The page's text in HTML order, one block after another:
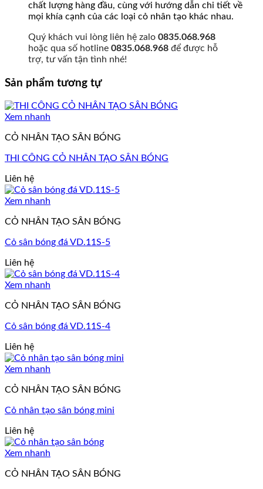
chất lượng hàng đầu, cùng với hướng dẫn chi tiết về
mọi khía cạnh của các loại cỏ nhân tạo khác nhau.
Quý khách vui lòng liên hệ zalo 0835.068.968
hoặc qua số hotline 0835.068.968 để được hỗ
trợ, tư vấn tận tình nhé!
Sản phẩm tương tự
Xem nhanh
CỎ NHÂN TẠO SÂN BÓNG
THI CÔNG CỎ NHÂN TẠO SÂN BÓNG
Liên hệ
Xem nhanh
CỎ NHÂN TẠO SÂN BÓNG
Cỏ sân bóng đá VD.11S-5
Liên hệ
Xem nhanh
CỎ NHÂN TẠO SÂN BÓNG
Cỏ sân bóng đá VD.11S-4
Liên hệ
Xem nhanh
CỎ NHÂN TẠO SÂN BÓNG
Cỏ nhân tạo sân bóng mini
Liên hệ
Xem nhanh
CỎ NHÂN TẠO SÂN BÓNG